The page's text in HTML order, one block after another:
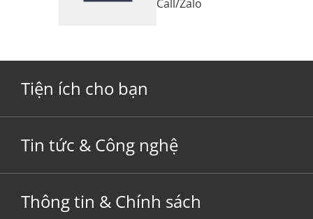
Call/Zalo
Tiện ích cho bạn
Tin tức & Công nghệ
Thông tin & Chính sách